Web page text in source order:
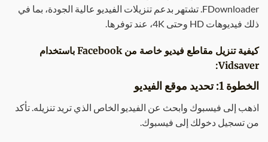
FDownloader. تشتهر بدعم تنزيلات الفيديو عالية الجودة، بما في
ذلك فيديوهات HD وحتى 4K، عند توفرها.
كيفية تنزيل مقاطع فيديو خاصة من Facebook باستخدام
Vidsaver:
الخطوة 1: تحديد موقع الفيديو
اذهب إلى فيسبوك وابحث عن الفيديو الخاص الذي تريد تنزيله. تأكد
من تسجيل دخولك إلى فيسبوك.